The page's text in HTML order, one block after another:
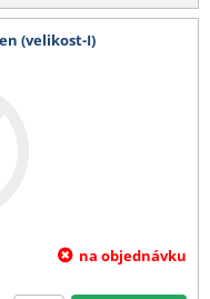
(velikost-I)
na objednávku